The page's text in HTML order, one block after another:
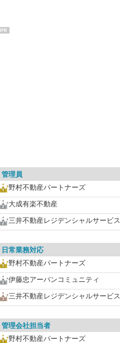
PR
管理員
野村不動産パートナーズ
大成有楽不動産
三井不動産レジデンシャルサービス
日常業務対応
野村不動産パートナーズ
伊藤忠アーバンコミュニティ
三井不動産レジデンシャルサービス
管理会社担当者
野村不動産パートナーズ